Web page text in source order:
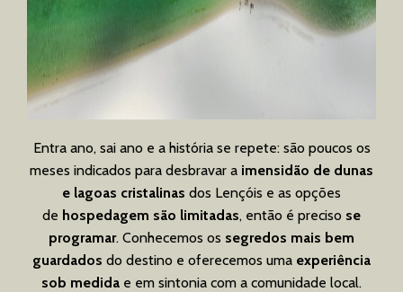
Entra ano, sai ano e a história se repete: são poucos os
meses indicados para desbravar a imensidão de dunas
e lagoas cristalinas dos Lençóis e as opções
de hospedagem são limitadas, então é preciso se
programar. Conhecemos os segredos mais bem
guardados do destino e oferecemos uma experiência
sob medida e em sintonia com a comunidade local.